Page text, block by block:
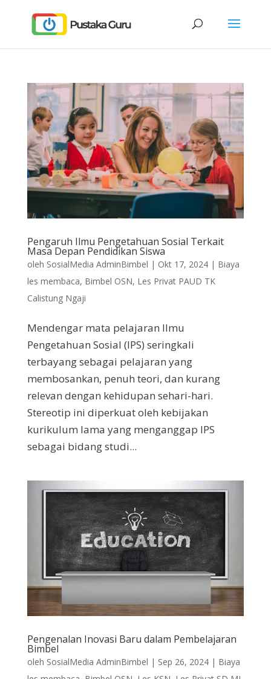
Pengaruh Ilmu Pengetahuan Sosial Terkait
Masa Depan Pendidikan Siswa
oleh SosialMedia AdminBimbel | Okt 17, 2024| Biaya
les membaca, Bimbel OSN, Les Privat PAUD TK
Calistung Ngaji
Mendengar mata pelajaran Ilmu
Pengetahuan Sosial (IPS) seringkali
terbayang sebagai pelajaran yang
membosankan, penuh teori, dan kurang
relevan dengan kehidupan sehari-hari.
Stereotip ini diperkuat oleh kebijakan
kurikulum lama yang menganggap IPS
sebagai bidang studi...
Pengenalan Inovasi Baru dalam Pembelajaran
Bimbel
oleh SosialMedia AdminBimbel | Sep 26, 2024| Biaya